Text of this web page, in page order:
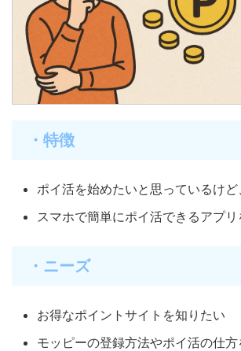
・特徴
ポイ活を始めたいと思っているけど
スマホで簡単にポイ活できるアプ
・ニーズ
お得なポイントサイトを知りたい
モッピーの登録方法やポイ活の仕